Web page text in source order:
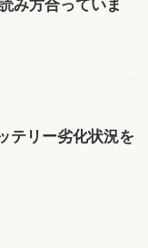
み方合っていま
テリー劣化状況を